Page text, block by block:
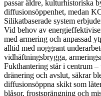
passar äldre, kulturhistoriska
diffusionsöppenhet, medan
Silikatbaserade system
Vid behov av
med armering och anpassad
alltid med noggrant
vidhäftningsbrygga,
Fukthantering står i centrum –
dränering och avslut, säkrar
diffusionsöppna skikt som
blåsor, frostsprängning och